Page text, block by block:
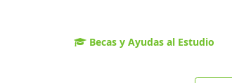
Becas y Ayudas al Estudio